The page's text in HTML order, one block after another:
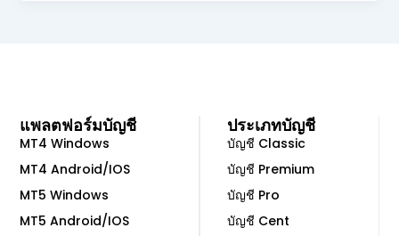
ประเภทบัญชี
บัญชี Classic
บัญชี Premium
บัญชี Pro
บัญชี Cent
แพลตฟอร์มบัญชี
MT4 Windows
MT4 Android/IOS
MT5 Windows
MT5 Android/IOS